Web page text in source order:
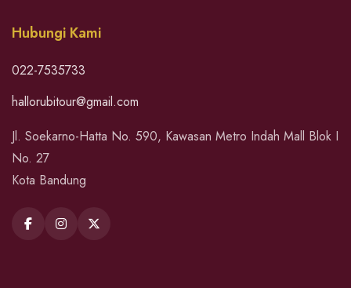
Hubungi Kami
022-7535733
hallorubitour@gmail.com
Jl. Soekarno-Hatta No. 590, Kawasan Metro Indah Mall Blok I
No. 27
Kota Bandung